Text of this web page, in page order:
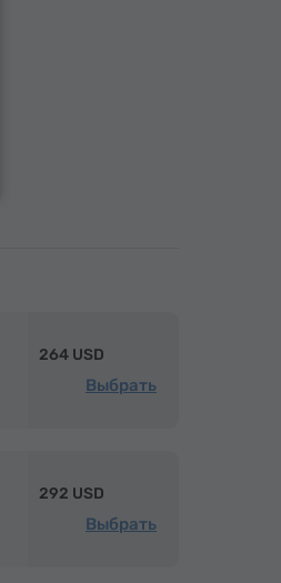
264 USD
Выбрать
292 USD
Выбрать